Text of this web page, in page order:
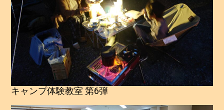
キャンプ体験教室 第6弾